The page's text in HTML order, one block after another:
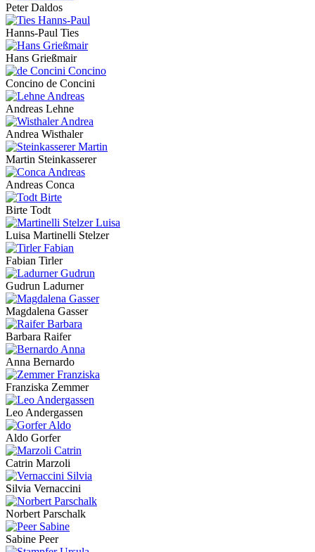
Peter Daldos
Hanns-Paul Ties
Hans Grießmair
Concino de Concini
Andreas Lehne
Andrea Wisthaler
Martin Steinkasserer
Andreas Conca
Birte Todt
Luisa Martinelli Stelzer
Fabian Tirler
Gudrun Ladurner
Magdalena Gasser
Barbara Raifer
Anna Bernardo
Franziska Zemmer
Leo Andergassen
Aldo Gorfer
Catrin Marzoli
Silvia Vernaccini
Norbert Parschalk
Sabine Peer